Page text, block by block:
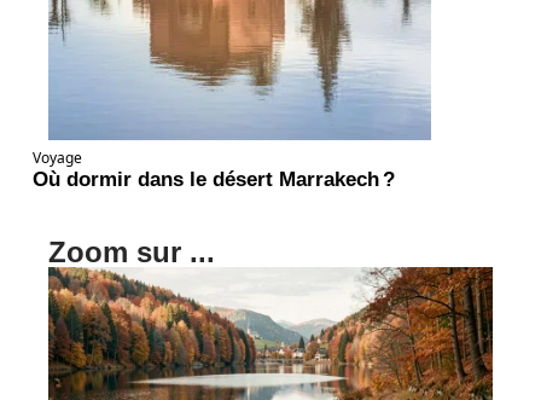
Voyage
Où dormir dans le désert Marrakech ?
Zoom sur ...